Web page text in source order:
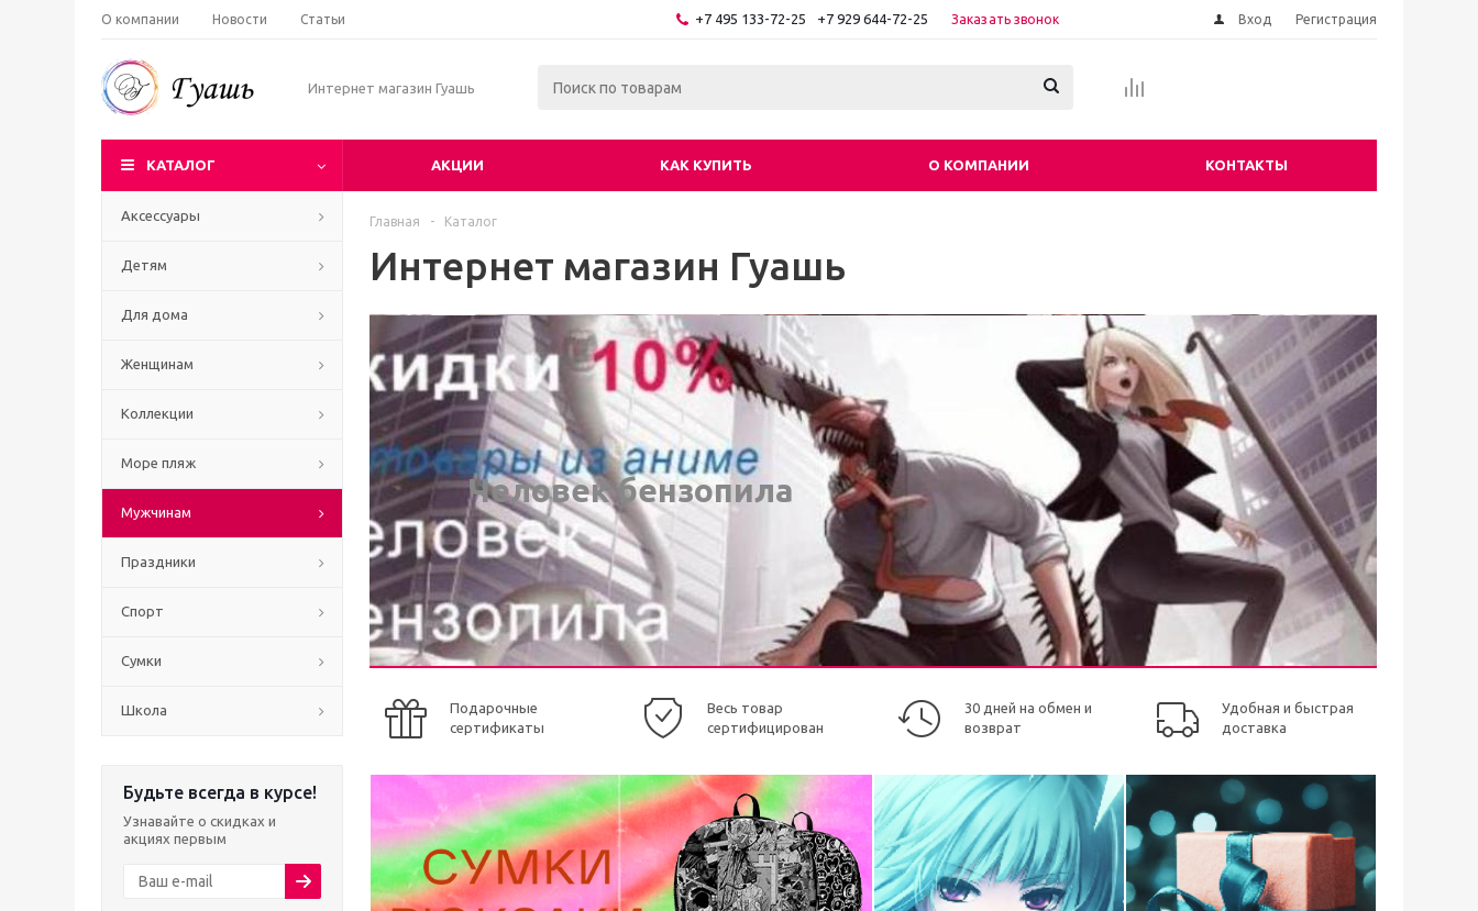
О компании Новости Статьи +7 495 133-72-25 +7 929 644-72-25 Заказать звонок Вход Регистрация
Интернет магазин Гуашь
КАТАЛОГ АКЦИИ КАК КУПИТЬ О КОМПАНИИ КОНТАКТЫ
Аксессуары
Детям
Для дома
Женщинам
Коллекции
Море пляж
Мужчинам
Праздники
Спорт
Сумки
Школа
Будьте всегда в курсе!
Узнавайте о скидках и
акциях первым
Главная - Каталог
Интернет магазин Гуашь
Человек бензопила
Подарочные
сертификаты
Весь товар
сертифицирован
30 дней на обмен и
возврат
Удобная и быстрая
доставка